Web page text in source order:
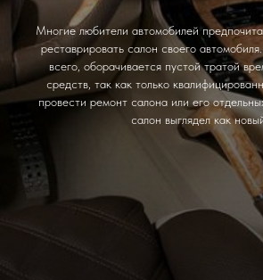
Многие любители автомобилей
реставрировать салон своего
всего, оборачивается пустой тратой
средств, так как только
провести ремонт салона или его
салон выглядел как